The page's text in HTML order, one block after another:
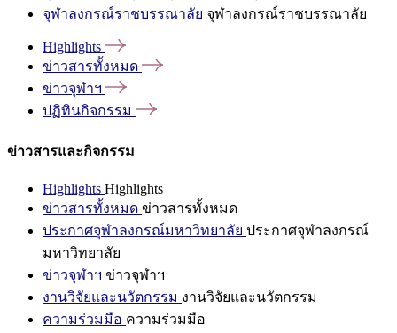
จุฬาลงกรณ์ราชบรรณาลัย จุฬาลงกรณ์ราชบรรณาลัย
Highlights
ข่าวสารทั้งหมด
ข่าวจุฬาฯ
ปฏิทินกิจกรรม
ข่าวสารและกิจกรรม
Highlights Highlights
ข่าวสารทั้งหมด ข่าวสารทั้งหมด
ประกาศจุฬาลงกรณ์มหาวิทยาลัย ประกาศจุฬาลงกรณ์
มหาวิทยาลัย
ข่าวจุฬาฯ ข่าวจุฬาฯ
งานวิจัยและนวัตกรรม งานวิจัยและนวัตกรรม
ความร่วมมือ ความร่วมมือ